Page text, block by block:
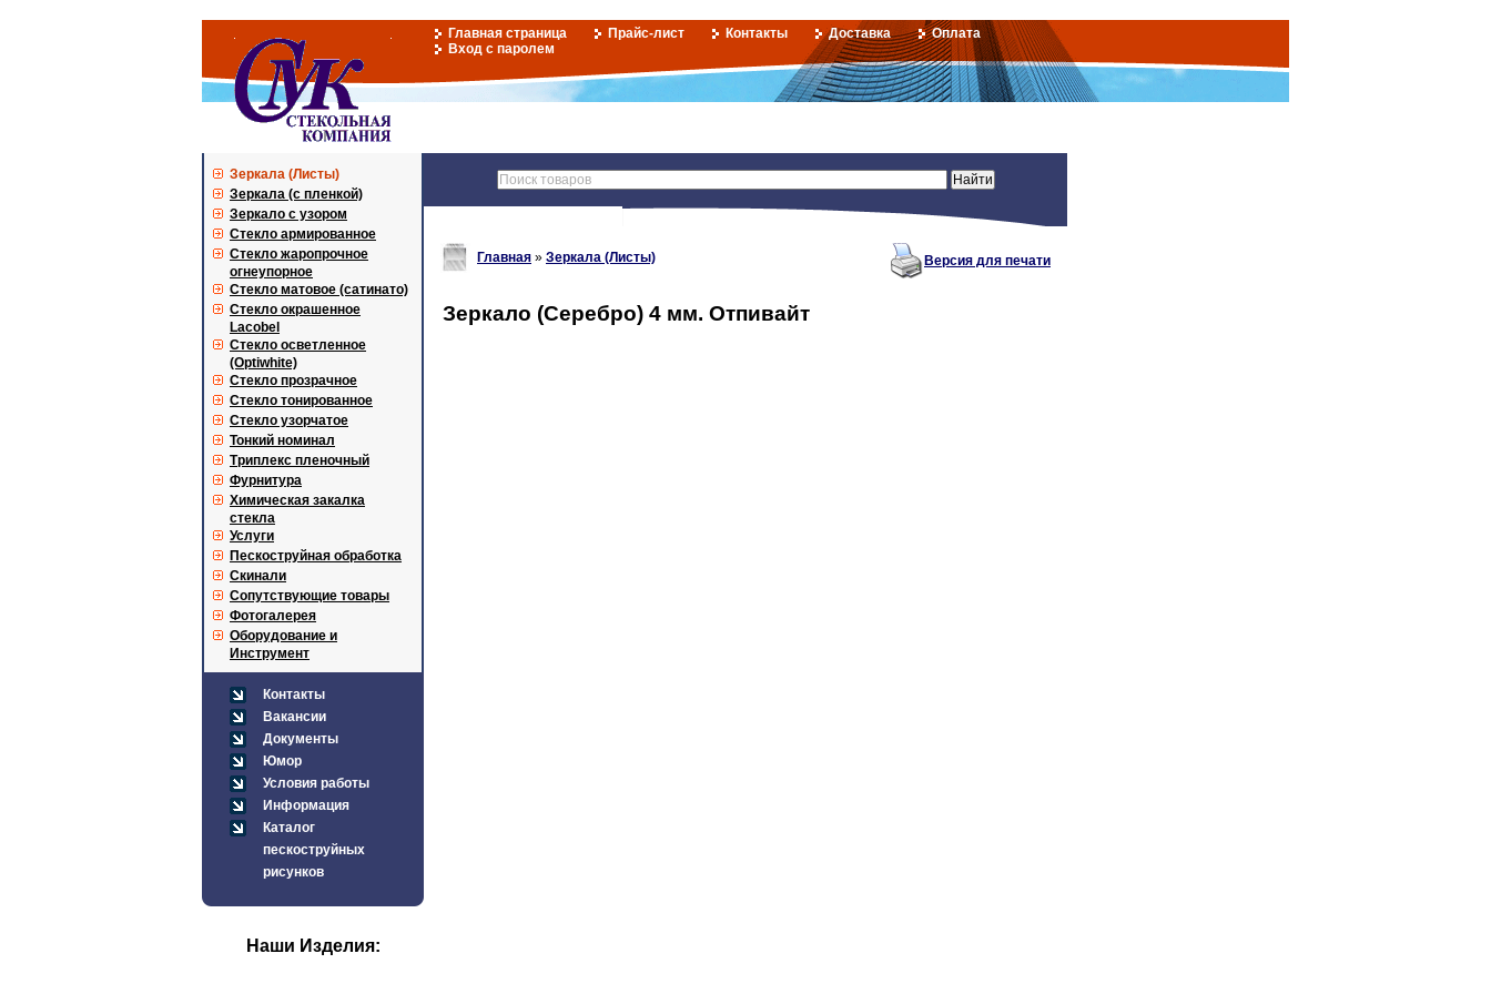
Главная страница Прайс-лист Контакты Доставка
Оплата
Вход с паролем
Зеркала (Листы)
Зеркала (с пленкой)
Зеркало с узором
Стекло армированное
Стекло жаропрочное
огнеупорное
Стекло матовое (сатинато)
Стекло окрашенное
Lacobel
Стекло осветленное
(Optiwhite)
Стекло прозрачное
Стекло тонированное
Стекло узорчатое
Тонкий номинал
Триплекс пленочный
Фурнитура
Химическая закалка
стекла
Услуги
Пескоструйная обработка
Скинали
Сопутствующие товары
Фотогалерея
Оборудование и
Инструмент
Контакты
Вакансии
Документы
Юмор
Условия работы
Информация
Каталог
пескоструйных
рисунков
Наши Изделия:
Главная » Зеркала (Листы) Версия для печати
Зеркало (Серебро) 4 мм. Отпивайт